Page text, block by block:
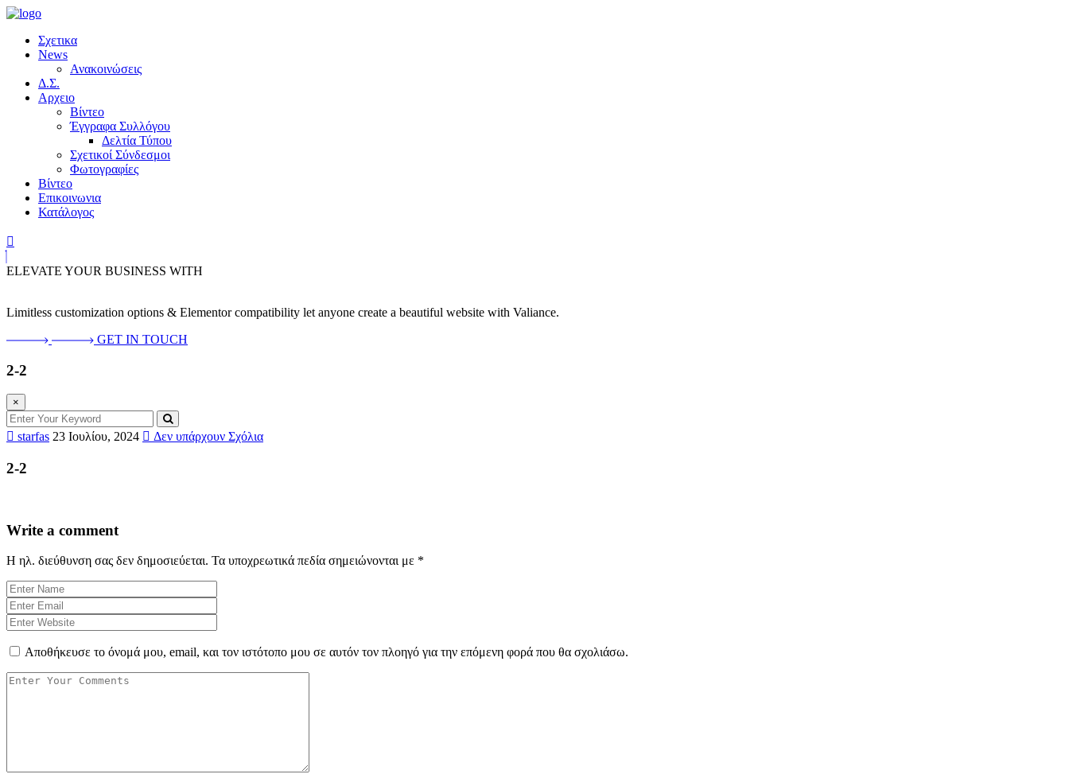
Σχετικα
News
Ανακοινώσεις
Δ.Σ.
Αρχειο
Βίντεο
Έγγραφα Συλλόγου
Δελτία Τύπου
Σχετικοί Σύνδεσμοι
Φωτογραφίες
Βίντεο
Επικοινωνια
Κατάλογος
ELEVATE YOUR BUSINESS WITH
Limitless customization options & Elementor compatibility let anyone create a beautiful website with Valiance.
GET IN TOUCH
2-2
×
starfas 23 Ιουλίου, 2024 Δεν υπάρχουν Σχόλια
2-2
Write a comment
Η ηλ. διεύθυνση σας δεν δημοσιεύεται. Τα υποχρεωτικά πεδία σημειώνονται με *
Αποθήκευσε το όνομά μου, email, και τον ιστότοπο μου σε αυτόν τον πλοηγό για την επόμενη φορά που θα σχολιάσω.